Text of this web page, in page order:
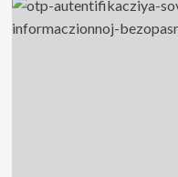
правильно
выбрать